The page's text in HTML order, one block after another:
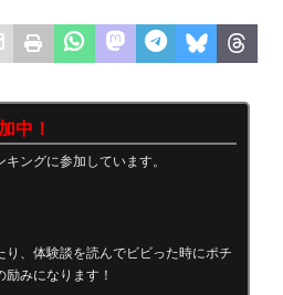
中！
ングに参加しています。
、体験談を読んでビビった時にポチ
みになります！